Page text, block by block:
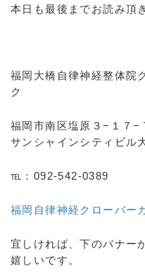
本日も最後までお読み頂
福岡大橋自律神経整体院
ク
福岡市南区塩原３−１７−
サンシャインシティビル
℡：092-542-0389
福岡自律神経クローバー
宜しければ、下のバナー
嬉しいです。